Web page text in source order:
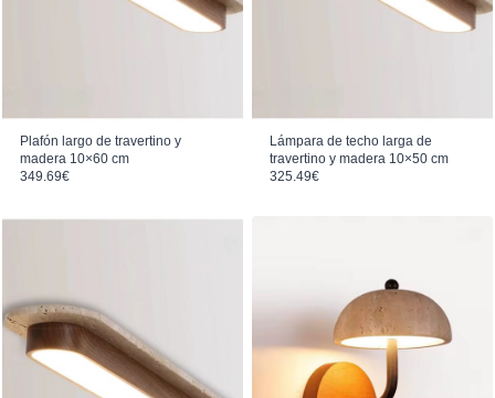
Plafón largo de travertino y
madera 10×60 cm
349.69€
Lámpara de techo larga de
travertino y madera 10×50 cm
325.49€